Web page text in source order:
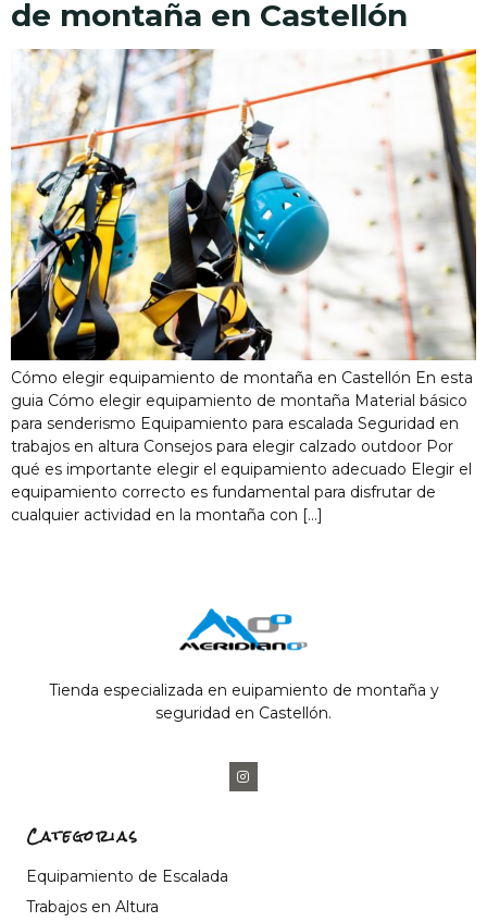
de montaña en Castellón
Cómo elegir equipamiento de montaña en Castellón En esta
guia Cómo elegir equipamiento de montaña Material básico
para senderismo Equipamiento para escalada Seguridad en
trabajos en altura Consejos para elegir calzado outdoor Por
qué es importante elegir el equipamiento adecuado Elegir el
equipamiento correcto es fundamental para disfrutar de
cualquier actividad en la montaña con […]
Tienda especializada en euipamiento de montaña y
seguridad en Castellón.
Categorias
Equipamiento de Escalada
Trabajos en Altura